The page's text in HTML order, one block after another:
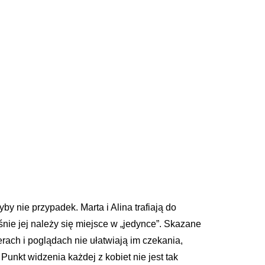
nie przypadek. Marta i Alina trafiają do
jej należy się miejsce w „jedynce”. Skazane
i poglądach nie ułatwiają im czekania,
widzenia każdej z kobiet nie jest tak